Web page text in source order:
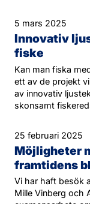
5 mars 2025
Innovativ
fiske
Kan man fiska
ett av de projekt
av innovativ
skonsamt
25 februari 2025
Möjligheter
framtidens
Vi har haft besök
Mille Vinberg och